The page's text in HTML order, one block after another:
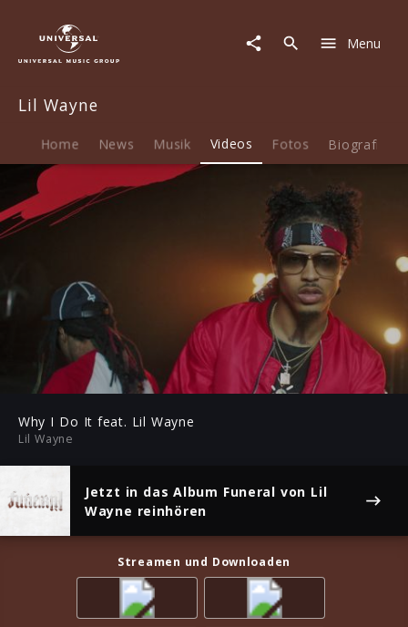
Video
Why
It
Lil
Wayne
Menu
Lil Wayne
Home News Musik Videos Fotos Biografie
Play
03:48
Mute
Why I Do It feat. Lil Wayne
Lil Wayne
Jetzt in das Album Funeral von Lil
Wayne reinhören
Streamen und Downloaden